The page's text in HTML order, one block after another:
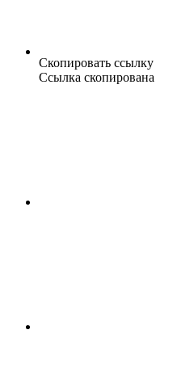
Скопировать ссылку
Ссылка скопирована